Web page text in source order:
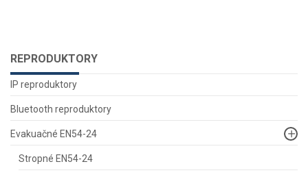
REPRODUKTORY
IP reproduktory
Bluetooth reproduktory
Evakuačné EN54-24
Stropné EN54-24